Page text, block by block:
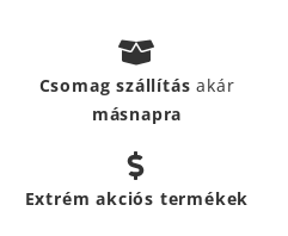
Csomag szállításakár
másnapra
Extrém akciós termékek